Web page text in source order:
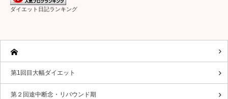
ダイエット日記ランキング
第1回目大幅ダイエット
第２回途中断念・リバウンド期